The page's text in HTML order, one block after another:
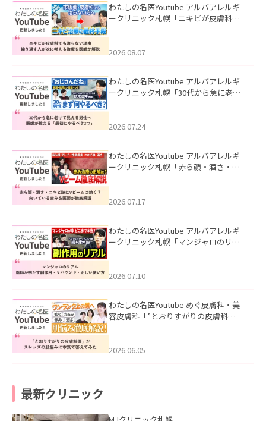
わたしの名医Youtube アルバアレルギ
ークリニック札幌「ニキビが皮膚科で
ました。
2026.08.07
わたしの名医Youtube アルバアレルギ
ークリニック札幌「30代から急に老け
た。
2026.07.24
わたしの名医Youtube アルバアレルギ
ークリニック札幌「赤ら顔・酒さ・ニ
した。
2026.07.17
わたしの名医Youtube アルバアレルギ
ークリニック札幌「マンジャロのリア
た。
2026.07.10
わたしの名医Youtube めぐ皮膚科・美
容皮膚科「”とおりすがりの皮膚科
2026.06.05
最新クリニック